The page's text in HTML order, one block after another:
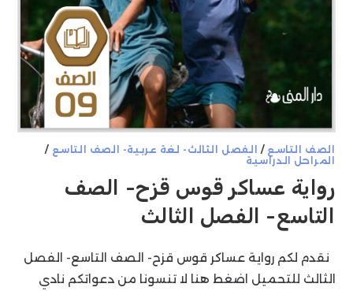
الصف التاسع / الفصل الثالث- لغة عربية- الصف التاسع /
المراحل الدراسية
رواية عساكر قوس قزح- الصف
التاسع- الفصل الثالث
نقدم لكم رواية عساكر قوس قزح- الصف التاسع- الفصل
الثالث للتحميل اضغط هنا لا تنسونا من دعواتكم نادي